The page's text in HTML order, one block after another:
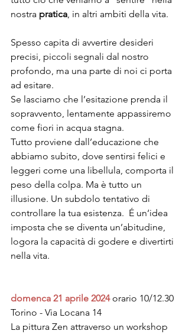
nostra pratica , in altri ambiti della vita.
Spesso capita di avvertire desideri
precisi, piccoli segnali dal nostro
profondo, ma una parte di noi ci porta
ad esitare.
Se lasciamo che l’esitazione prenda il
sopravvento, lentamente appassiremo
come fiori in acqua stagna.
Tutto proviene dall’educazione che
abbiamo subito, dove sentirsi felici e
leggeri come una libellula, comporta il
peso della colpa. Ma è tutto un
illusione. Un subdolo tentativo di
controllare la tua esistenza.  É un‘idea
imposta che se diventa un’abitudine,
logora la capacità di godere e divertirti
nella vita.
domenca 21 aprile 2024 orario 10/12.30
Torino - Via Locana 14
La pittura Zen attraverso un workshop